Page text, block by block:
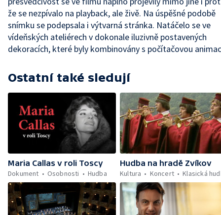
že se nezpívalo na playback, ale živě. Na úspěšné podobě
snímku se podepsala i výtvarná stránka. Natáčelo se ve
vídeňských ateliérech v dokonale iluzivně postavených
dekoracích, které byly kombinovány s počítačovou
Ostatní také sledují
Maria Callas v roli Toscy
Dokument
Osobnosti Hudba
Hudba na hradě Zvíkov
Kultura
Koncert Klasická